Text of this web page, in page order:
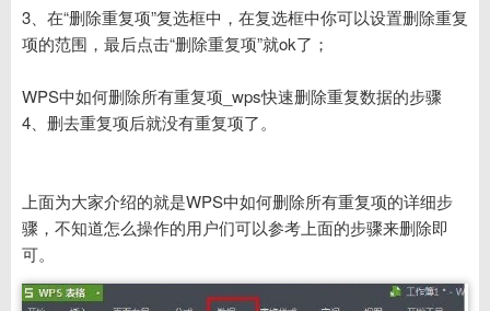
3、在“删除重复项”复选框中，在复选框中你可以设置删除重复
项的范围，最后点击“删除重复项”就ok了；
WPS中如何删除所有重复项_wps快速删除重复数据的步骤
4、删去重复项后就没有重复项了。
上面为大家介绍的就是WPS中如何删除所有重复项的详细步
骤，不知道怎么操作的用户们可以参考上面的步骤来删除即
可。